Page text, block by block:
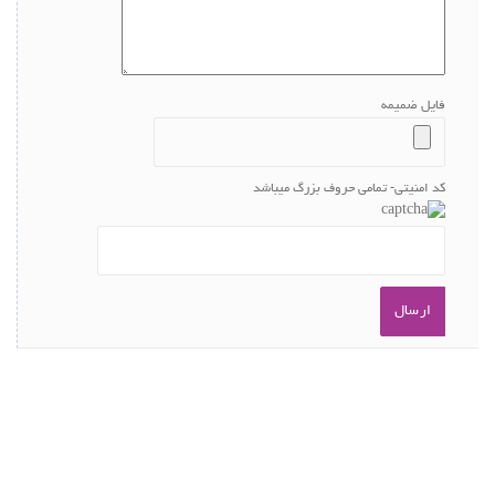
فایل ضمیمه
کد امنیتی- تمامی حروف بزرگ میباشد